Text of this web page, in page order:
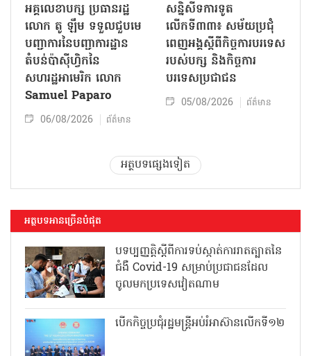
អគ្គលេខាបក្ស ប្រធានរដ្ឋ
លោក តូ ឡឹម ទទួលជួបមេ
បញ្ជាការនៃបញ្ជាការដ្ឋាន
តំបន់ប៉ាស៊ីហ្វិកនៃ
សហរដ្ឋអាមេរិក លោក
Samuel Paparo
06/08/2026 ព័ត៌មាន
សន្និសីទការទូត
លើកទី៣៣៖ សម័យប្រជុំ
ពេញអង្គស្តីពីកិច្ច​ការបរទេស
របស់​បក្ស និងកិច្ច​ការ
បរទេសប្រជាជន
05/08/2026 ព័ត៌មាន
អត្ថបទផ្សេងទៀត
អត្ថបទអានច្រើនបំផុត
បទប្បញ្ញត្តិស្តីពីការទប់ស្កាត់ការរាតត្បាតនៃ
ជំងឺ Covid-19 សម្រាប់ប្រជាជនដែល
ចូលមកប្រទេសវៀតណាម
បើកកិច្ចប្រជុំរដ្ឋមន្ត្រីអប់រំអាស៊ានលើកទី១២